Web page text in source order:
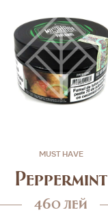
MUST HAVE
Peppermint
460 лей